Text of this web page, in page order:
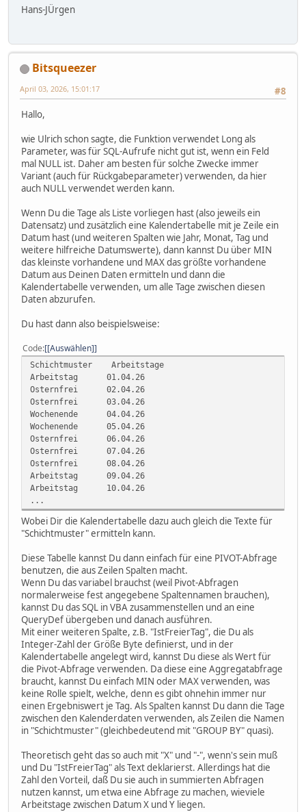
Hans-JÜrgen
Bitsqueezer
#8
April 03, 2026, 15:01:17
Hallo,
wie Ulrich schon sagte, die Funktion verwendet Long als
Parameter, was für SQL-Aufrufe nicht gut ist, wenn ein Feld
mal NULL ist. Daher am besten für solche Zwecke immer
Variant (auch für Rückgabeparameter) verwenden, da hier
auch NULL verwendet werden kann.
Wenn Du die Tage als Liste vorliegen hast (also jeweils ein
Datensatz) und zusätzlich eine Kalendertabelle mit je Zeile ein
Datum hast (und weiteren Spalten wie Jahr, Monat, Tag und
weitere hilfreiche Datumswerte), dann kannst Du über MIN
das kleinste vorhandene und MAX das größte vorhandene
Datum aus Deinen Daten ermitteln und dann die
Kalendertabelle verwenden, um alle Tage zwischen diesen
Daten abzurufen.
Du hast dann also beispielsweise:
Code [Auswählen]
Schichtmuster Arbeitstage
Arbeitstag 01.04.26
Osternfrei 02.04.26
Osternfrei 03.04.26
Wochenende 04.04.26
Wochenende 05.04.26
Osternfrei 06.04.26
Osternfrei 07.04.26
Osternfrei 08.04.26
Arbeitstag 09.04.26
Arbeitstag 10.04.26
...
Wobei Dir die Kalendertabelle dazu auch gleich die Texte für
"Schichtmuster" ermitteln kann.
Diese Tabelle kannst Du dann einfach für eine PIVOT-Abfrage
benutzen, die aus Zeilen Spalten macht.
Wenn Du das variabel brauchst (weil Pivot-Abfragen
normalerweise fest angegebene Spaltennamen brauchen),
kannst Du das SQL in VBA zusammenstellen und an eine
QueryDef übergeben und danach ausführen.
Mit einer weiteren Spalte, z.B. "IstFreierTag", die Du als
Integer-Zahl der Größe Byte definierst, und in der
Kalendertabelle angelegt wird, kannst Du diese als Wert für
die Pivot-Abfrage verwenden. Da diese eine Aggregatabfrage
braucht, kannst Du einfach MIN oder MAX verwenden, was
keine Rolle spielt, welche, denn es gibt ohnehin immer nur
einen Ergebniswert je Tag. Als Spalten kannst Du dann die Tage
zwischen den Kalenderdaten verwenden, als Zeilen die Namen
in "Schichtmuster" (gleichbedeutend mit "GROUP BY" quasi).
Theoretisch geht das so auch mit "X" und "-", wenn's sein muß
und Du "IstFreierTag" als Text deklarierst. Allerdings hat die
Zahl den Vorteil, daß Du sie auch in summierten Abfragen
nutzen kannst, um etwa eine Abfrage zu machen, wieviele
Arbeitstage zwischen Datum X und Y liegen.